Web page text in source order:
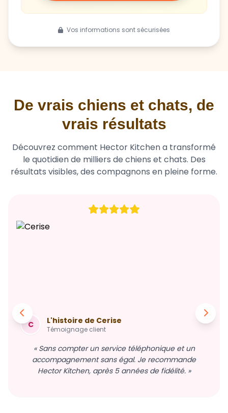
Vos informations sont sécurisées
De vrais chiens et chats, de
vrais résultats
Découvrez comment Hector Kitchen a transformé
le quotidien de milliers de chiens et chats. Des
résultats visibles, des compagnons en pleine forme.
C L'histoire de Cerise
Témoignage client
« Sans compter un service téléphonique et un
accompagnement sans égal. Je recommande
Hector Kitchen, après 5 années de fidélité. »